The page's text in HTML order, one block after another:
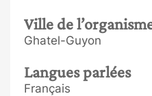
Ville de
Ghatel-Guyon
Langues parlées
Français